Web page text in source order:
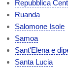
Repubblica
Ruanda
Salomone Isole
Samoa
Sant'Elena e
Santa Lucia